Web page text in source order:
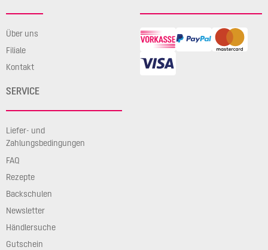
Über uns
Filiale
Kontakt
SERVICE
Liefer- und
Zahlungsbedingungen
FAQ
Rezepte
Backschulen
Newsletter
Händlersuche
Gutschein